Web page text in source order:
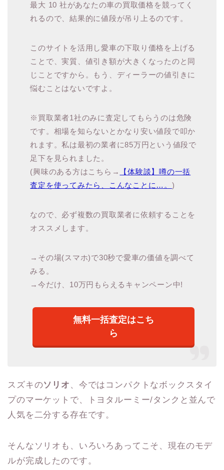
最大 10 社があなたの車の買取価格を競ってく
れるので、結果的に値段が吊り上るのです。
このサイトを活用し愛車の下取り価格を上げる
ことで、実質、値引き額が大きくなったのと同
じことですから。もう、ディーラーの値引きに
悩むことはないですよ。
※買取業者1社のみに査定してもらうのは危険
です。相場を知らないとかなり安い値段で叩か
れます。私は最初の業者に85万円という値段で
足下を見られました。
(興味のある方はこちら→
【体験談】噂の一括
査定を使ってみたら、こんなことに…。 )
なので、必ず複数の買取業者に依頼することを
オススメします。
→その場(スマホ)で30秒で愛車の価値を調べて
みる。
→今だけ、10万円もらえるキャンペーン中!
無料一括査定はこち
ら
スズキのソリオ
、今ではコンパクトなボックスタイ
プのマーケットで、トヨタルーミー/タンクと並んで
人気を二分する存在です。
そんなソリオも、いろいろあってこそ、現在のモデ
ルが完成したのです。